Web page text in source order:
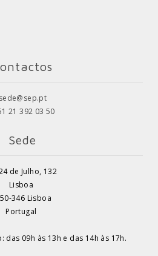
sede@sep.pt
21 392 03 50
Sede
de Julho, 132
Lisboa
346 Lisboa
Portugal
09h às 13h e das 14h às 17h.